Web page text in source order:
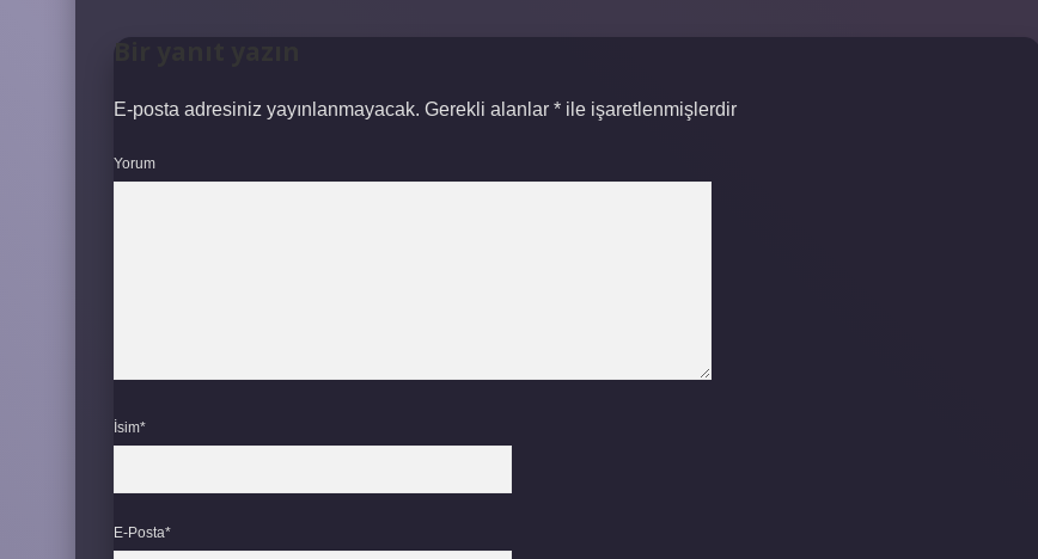
Bir yanıt yazın
E-posta adresiniz yayınlanmayacak. Gerekli alanlar * ile işaretlenmişlerdir
Yorum
İsim*
E-Posta*